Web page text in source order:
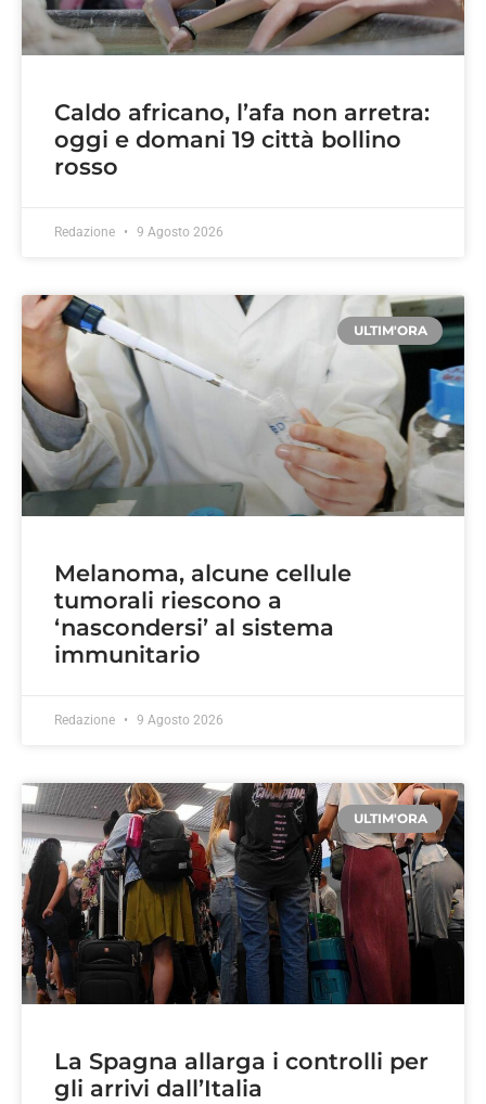
Caldo africano, l’afa non arretra:
oggi e domani 19 città bollino
rosso
Redazione 9 Agosto 2026
ULTIM'ORA
Melanoma, alcune cellule
tumorali riescono a
‘nascondersi’ al sistema
immunitario
Redazione 9 Agosto 2026
ULTIM'ORA
La Spagna allarga i controlli per
gli arrivi dall’Italia